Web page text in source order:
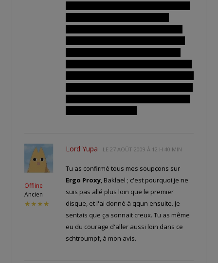
Offline
Ancien
★★★★
Lord Yupa LE 27 AOÛT 2009 À 12 H 40 MIN
Tu as confirmé tous mes soupçons sur
Ergo Proxy, Baklael ; c'est pourquoi je ne
suis pas allé plus loin que le premier
disque, et l'ai donné à qqun ensuite. Je
sentais que ça sonnait creux. Tu as même
eu du courage d'aller aussi loin dans ce
schtroumpf, à mon avis.